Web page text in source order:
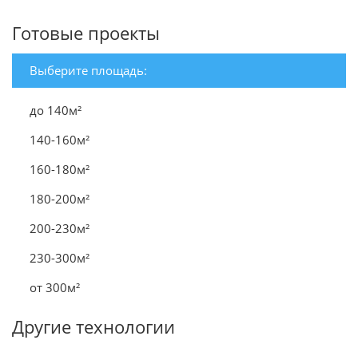
Готовые проекты
Выберите площадь:
до 140м²
140-160м²
160-180м²
180-200м²
200-230м²
230-300м²
от 300м²
Другие технологии